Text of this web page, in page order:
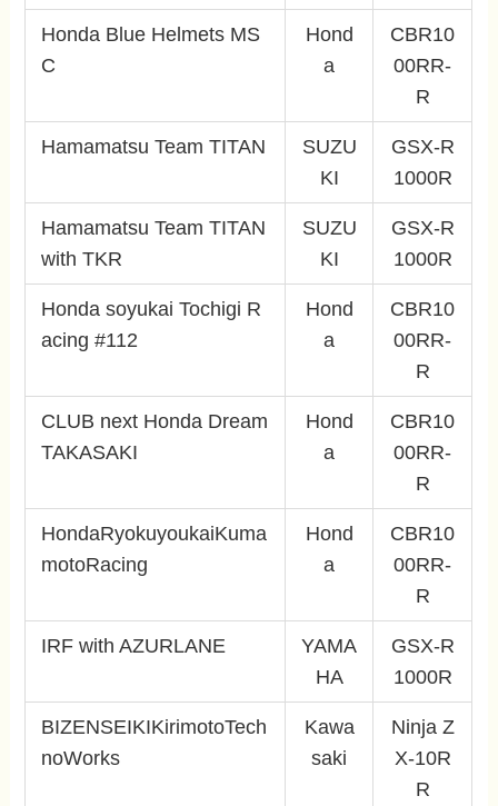
Honda Blue Helmets MS
C
Hond
a
CBR10
00RR-
R
Hamamatsu Team TITAN
SUZU
KI
GSX-R
1000R
Hamamatsu Team TITAN
with TKR
SUZU
KI
GSX-R
1000R
Honda soyukai Tochigi R
acing #112
Hond
a
CBR10
00RR-
R
CLUB next Honda Dream
TAKASAKI
Hond
a
CBR10
00RR-
R
HondaRyokuyoukaiKuma
motoRacing
Hond
a
CBR10
00RR-
R
IRF with AZURLANE
YAMA
HA
GSX-R
1000R
BIZENSEIKIKirimotoTech
noWorks
Kawa
saki
Ninja Z
X-10R
R